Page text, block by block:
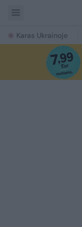
Karas Ukrainoje